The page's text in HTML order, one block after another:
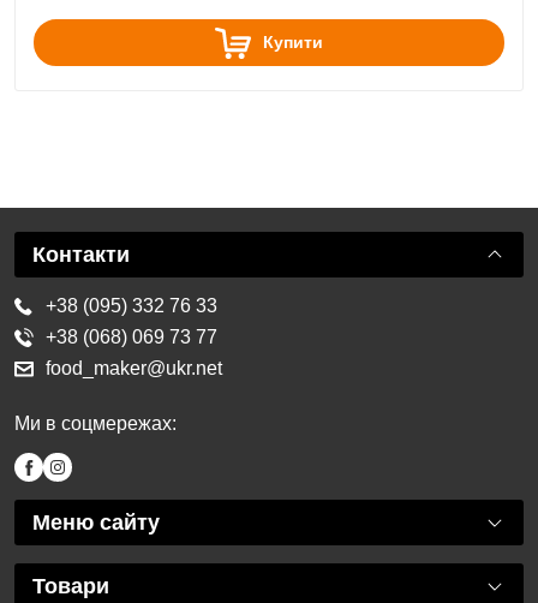
Купити
Меню сайту
Товари
Контакти
+38 (095) 332 76 33
+38 (068) 069 73 77
food_maker@ukr.net
Ми в соцмережах: